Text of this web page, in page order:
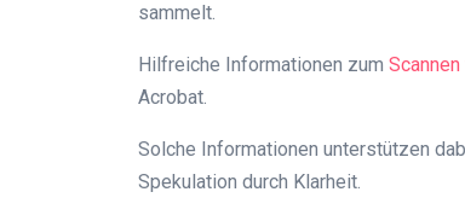
sammelt.
Hilfreiche Informationen zum
Acrobat.
Solche Informationen unterstützen
Spekulation durch Klarheit.